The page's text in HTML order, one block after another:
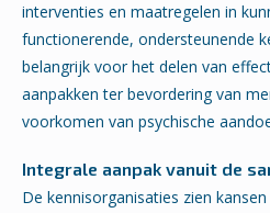
interventies en maatregelen in
functionerende, ondersteunende
belangrijk voor het delen van
aanpakken ter bevordering van
voorkomen van psychische
Integrale aanpak vanuit de
De kennisorganisaties zien